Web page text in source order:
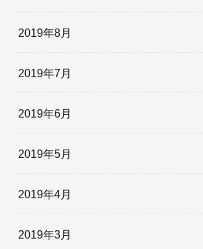
2019年8月
2019年7月
2019年6月
2019年5月
2019年4月
2019年3月